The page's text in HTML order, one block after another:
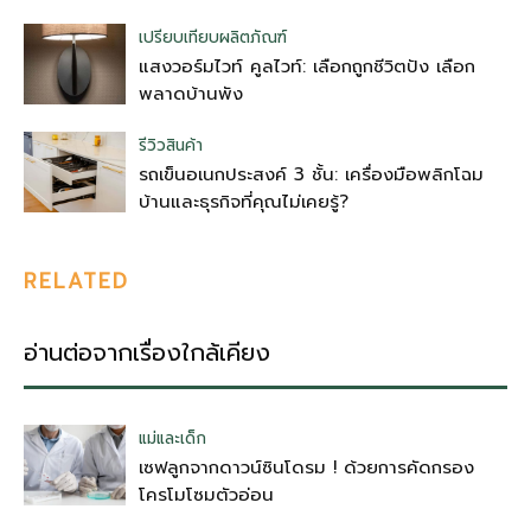
เปรียบเทียบผลิตภัณฑ์
แสงวอร์มไวท์ คูลไวท์: เลือกถูกชีวิตปัง เลือก
พลาดบ้านพัง
รีวิวสินค้า
รถเข็นอเนกประสงค์ 3 ชั้น: เครื่องมือพลิกโฉม
บ้านและธุรกิจที่คุณไม่เคยรู้?
RELATED
อ่านต่อจากเรื่องใกล้เคียง
แม่และเด็ก
เซฟลูกจากดาวน์ซินโดรม ! ด้วยการคัดกรอง
โครโมโซมตัวอ่อน